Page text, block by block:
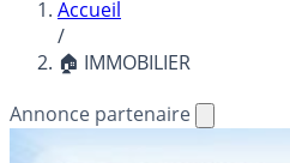
Accueil
/
🏠 IMMOBILIER
Annonce partenaire